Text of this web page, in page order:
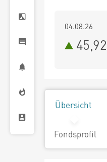
04.08.26
Übersicht
Fondsprofil